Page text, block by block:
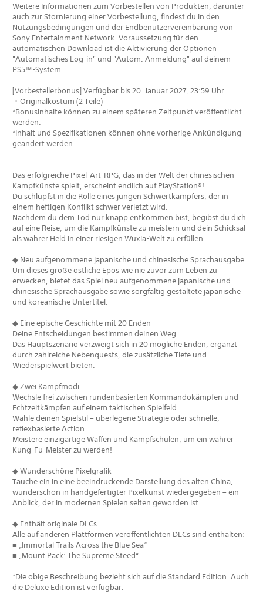
Weitere Informationen zum Vorbestellen von Produkten, darunter
auch zur Stornierung einer Vorbestellung, findest du in den
Nutzungsbedingungen und der Endbenutzervereinbarung von
Sony Entertainment Network. Voraussetzung für den
automatischen Download ist die Aktivierung der Optionen
"Automatisches Log-in" und "Autom. Anmeldung" auf deinem
PS5™-System.
[Vorbestellerbonus] Verfügbar bis 20. Januar 2027, 23:59 Uhr
・Originalkostüm (2 Teile)
*Bonusinhalte können zu einem späteren Zeitpunkt veröffentlicht
werden.
*Inhalt und Spezifikationen können ohne vorherige Ankündigung
geändert werden.
Das erfolgreiche Pixel-Art-RPG, das in der Welt der chinesischen
Kampfkünste spielt, erscheint endlich auf PlayStation®!
Du schlüpfst in die Rolle eines jungen Schwertkämpfers, der in
einem heftigen Konflikt schwer verletzt wird.
Nachdem du dem Tod nur knapp entkommen bist, begibst du dich
auf eine Reise, um die Kampfkünste zu meistern und dein Schicksal
als wahrer Held in einer riesigen Wuxia-Welt zu erfüllen.
◆ Neu aufgenommene japanische und chinesische Sprachausgabe
Um dieses große östliche Epos wie nie zuvor zum Leben zu
erwecken, bietet das Spiel neu aufgenommene japanische und
chinesische Sprachausgabe sowie sorgfältig gestaltete japanische
und koreanische Untertitel.
◆ Eine epische Geschichte mit 20 Enden
Deine Entscheidungen bestimmen deinen Weg.
Das Hauptszenario verzweigt sich in 20 mögliche Enden, ergänzt
durch zahlreiche Nebenquests, die zusätzliche Tiefe und
Wiederspielwert bieten.
◆ Zwei Kampfmodi
Wechsle frei zwischen rundenbasierten Kommandokämpfen und
Echtzeitkämpfen auf einem taktischen Spielfeld.
Wähle deinen Spielstil – überlegene Strategie oder schnelle,
reflexbasierte Action.
Meistere einzigartige Waffen und Kampfschulen, um ein wahrer
Kung-Fu-Meister zu werden!
◆ Wunderschöne Pixelgrafik
Tauche ein in eine beeindruckende Darstellung des alten China,
wunderschön in handgefertigter Pixelkunst wiedergegeben – ein
Anblick, der in modernen Spielen selten geworden ist.
◆ Enthält originale DLCs
Alle auf anderen Plattformen veröffentlichten DLCs sind enthalten:
■ „Immortal Trails Across the Blue Sea“
■ „Mount Pack: The Supreme Steed“
*Die obige Beschreibung bezieht sich auf die Standard Edition. Auch
die Deluxe Edition ist verfügbar.